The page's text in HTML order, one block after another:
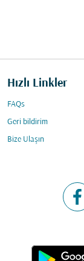
Hızlı Linkler
FAQs
Geri bildirim
Bize Ulaşın